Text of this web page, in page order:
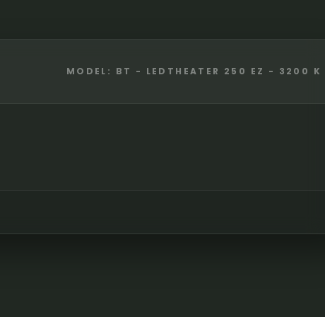
MODEL: BT - LEDTHEATER 250 EZ - 3200 K